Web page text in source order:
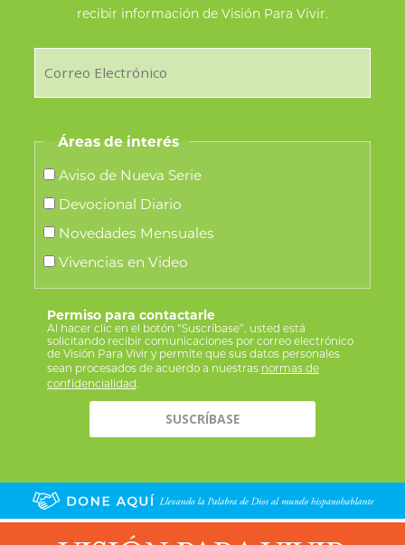
recibir información de Visión Para Vivir.
Áreas de interés
Aviso de Nueva Serie
Devocional Diario
Novedades Mensuales
Vivencias en Video
Permiso para contactarle
Al hacer clic en el botón “Suscríbase”, usted está
solicitando recibir comunicaciones por correo electrónico
de Visión Para Vivir y permite que sus datos personales
sean procesados de acuerdo a nuestras normas de
confidencialidad.